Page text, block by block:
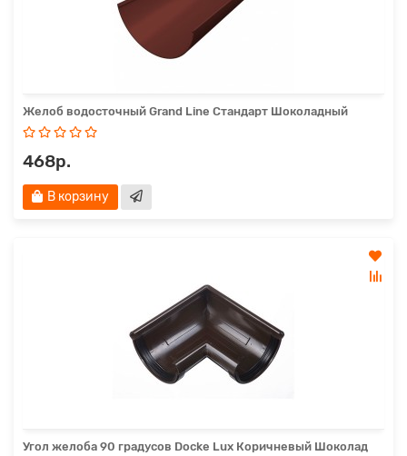
Желоб водосточный Grand Line Стандарт Шоколадный
468р.
В корзину
Угол желоба 90 градусов Docke Lux Коричневый Шоколад